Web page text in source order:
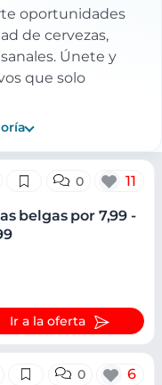
oportunidades
de cervezas,
Únete y
que solo
0 11
belgas por 7,99 -
Ir a la oferta
0 6